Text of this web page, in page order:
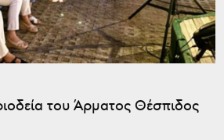
του Άρματος Θέσπιδος